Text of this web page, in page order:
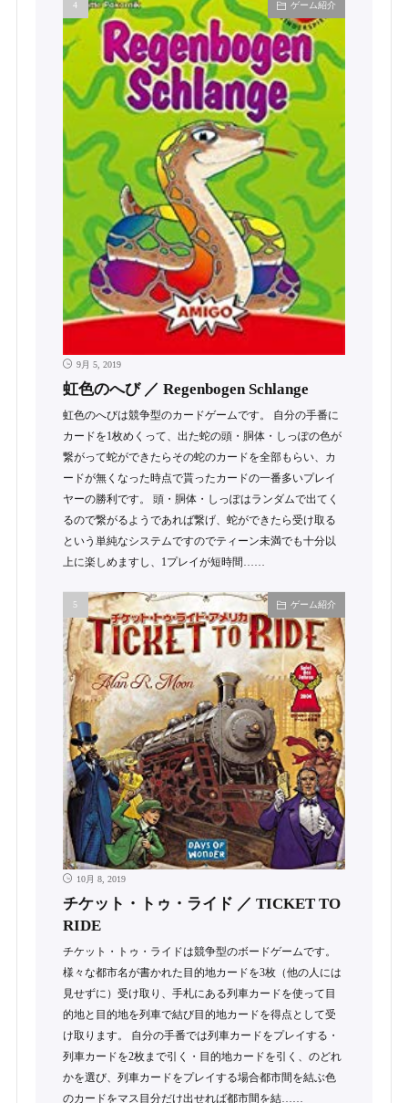
ゲーム紹介
9月 5, 2019
虹色のへび ／ Regenbogen Schlange
虹色のへびは競争型のカードゲームです。 自分の手番に
カードを1枚めくって、出た蛇の頭・胴体・しっぽの色が
繋がって蛇ができたらその蛇のカードを全部もらい、カ
ードが無くなった時点で貰ったカードの一番多いプレイ
ヤーの勝利です。 頭・胴体・しっぽはランダムで出てく
るので繋がるようであれば繋げ、蛇ができたら受け取る
という単純なシステムですのでティーン未満でも十分以
上に楽しめますし、1プレイが短時間……
ゲーム紹介
10月 8, 2019
チケット・トゥ・ライド ／ TICKET TO
RIDE
チケット・トゥ・ライドは競争型のボードゲームです。
様々な都市名が書かれた目的地カードを3枚（他の人には
見せずに）受け取り、手札にある列車カードを使って目
的地と目的地を列車で結び目的地カードを得点として受
け取ります。 自分の手番では列車カードをプレイする・
列車カードを2枚まで引く・目的地カードを引く、のどれ
かを選び、列車カードをプレイする場合都市間を結ぶ色
のカードをマス目分だけ出せれば都市間を結……